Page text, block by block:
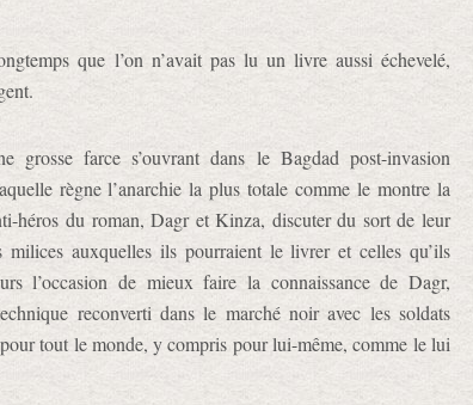
que l’on n’avait pas lu un livre aussi échevelé,
grosse farce s’ouvrant dans le Bagdad post-invasion
règne l’anarchie la plus totale comme le montre la
héros du roman, Dagr et Kinza, discuter du sort de leur
milices auxquelles ils pourraient le livrer et celles qu’ils
l’occasion de mieux faire la connaissance de Dagr,
reconverti dans le marché noir avec les soldats
tout le monde, y compris pour lui-même, comme le lui